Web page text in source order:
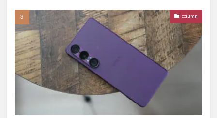
column